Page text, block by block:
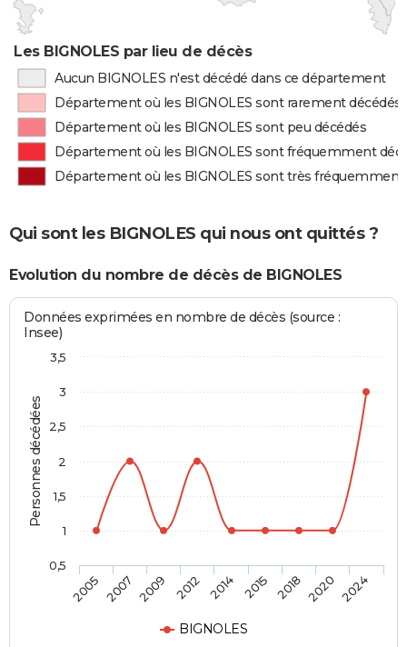
Les BIGNOLES par lieu de décès
Aucun BIGNOLES n'est décédé dans ce département
Département où les BIGNOLES sont rarement décédés
Département où les BIGNOLES sont peu décédés
Département où les BIGNOLES sont fréquemment
Département où les BIGNOLES sont très fréquemment
Qui sont les BIGNOLES qui nous ont quittés ?
Evolution du nombre de décès de BIGNOLES
Personnes décédées
Données exprimées en nombre de décès (source :
Insee)
BIGNOLES
2005 2007 2009 2012 2014 2015 2018 2020 2024
0,5
1
1,5
2
2,5
3
3,5